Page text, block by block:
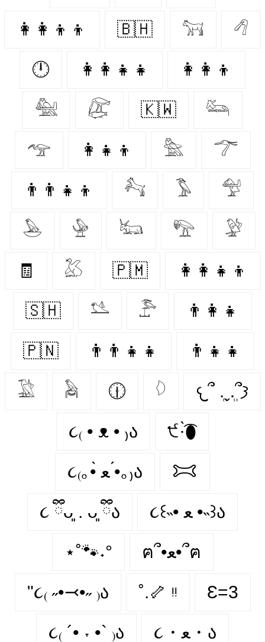
👩‍👩‍👦‍👦 🇧🇭 𓃙 𓆁
🕛 👩‍👩‍👧‍👧 👩‍👩‍👦
𓅕 𓅻 🇰🇼 𓃛
𓅠 👩‍👧‍👦 𓅗 𓆀
👨‍👨‍👧‍👦 𓃚 𓅣 𓅵
𓅅 𓅈 𓃜 𓅟 𓅶
🧾 𓅷 🇵🇲 👩‍👩‍👧‍👦
🇸🇭 𓅎 𓅤 👨‍👩‍👧
🇵🇳 👨‍👨‍👧‍👧 👨‍👧‍👧
𓅁 𓅉 🕧 𓆠 𐔌՞ ܸ.ˬ.ܸ՞𐦯
૮₍ • ᴥ • ₎ა ੯·̀͡⬮
૮₍｡•̀ ﻌ •́｡₎ა 𐂯
૮ ྀིᴗ͈ . ᴗ͈ ྀིა ૮꒰˵• ﻌ •˵꒱ა
⋆˚🐾˖° ฅ՞•ﻌ•՞ฅ
"૮₍ ˶•⤙•˶ ₎ა ˚.🦴 ᵎᵎ Ɛ=3
૮₍ ´• ˕ •` ₎ა ૮・ﻌ・ა